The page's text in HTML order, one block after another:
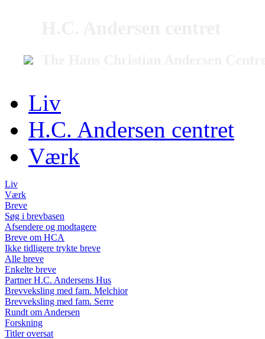
Liv
H.C. Andersen centret
Værk
Liv
Værk
Breve
Søg i brevbasen
Afsendere og modtagere
Breve om HCA
Ikke tidligere trykte breve
Alle breve
Enkelte breve
Partner H.C. Andersens Hus
Brevveksling med fam. Melchior
Brevveksling med fam. Serre
Rundt om Andersen
Forskning
Titler oversat